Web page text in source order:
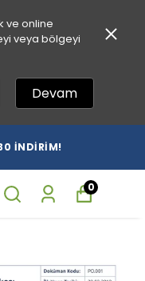
ve online
veya bölgeyi
Devam
İNDİRİM!
0